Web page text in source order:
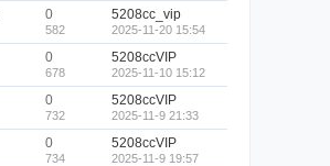
0
582
5208cc_vip
2025-11-20 15:54
0
678
5208ccVIP
2025-11-10 15:12
0
732
5208ccVIP
2025-11-9 21:33
0
734
5208ccVIP
2025-11-9 19:57